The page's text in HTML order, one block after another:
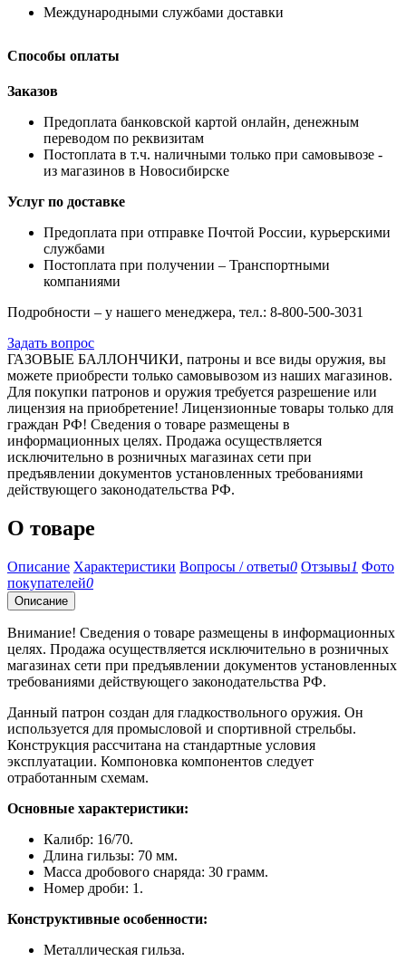
Международными службами доставки
Способы оплаты
Заказов
Предоплата банковской картой онлайн, денежным
переводом по реквизитам
Постоплата в т.ч. наличными только при самовывозе -
из магазинов в Новосибирске
Услуг по доставке
Предоплата при отправке Почтой России, курьерскими
службами
Постоплата при получении – Транспортными
компаниями
Подробности – у нашего менеджера, тел.: 8-800-500-3031
Задать вопрос
ГАЗОВЫЕ БАЛЛОНЧИКИ, патроны и все виды оружия, вы
можете приобрести только самовывозом из наших магазинов.
Для покупки патронов и оружия требуется разрешение или
лицензия на приобретение! Лицензионные товары только для
граждан РФ! Сведения о товаре размещены в
информационных целях. Продажа осуществляется
исключительно в розничных магазинах сети при
предъявлении документов установленных требованиями
действующего законодательства РФ.
О товаре
Описание Характеристики Вопросы / ответы0 Отзывы1 Фото
покупателей0
Описание
Внимание! Сведения о товаре размещены в информационных
целях. Продажа осуществляется исключительно в розничных
магазинах сети при предъявлении документов установленных
требованиями действующего законодательства РФ.
Данный патрон создан для гладкоствольного оружия. Он
используется для промысловой и спортивной стрельбы.
Конструкция рассчитана на стандартные условия
эксплуатации. Компоновка компонентов следует
отработанным схемам.
Основные характеристики:
Калибр: 16/70.
Длина гильзы: 70 мм.
Масса дробового снаряда: 30 грамм.
Номер дроби: 1.
Конструктивные особенности:
Металлическая гильза.